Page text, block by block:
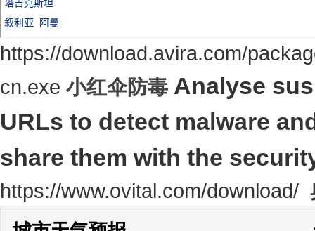
https://download.avira.com/
cn.exe 小红伞防毒 Analyse
URLs to detect malware
share them with the
https://www.ovital.com/download/